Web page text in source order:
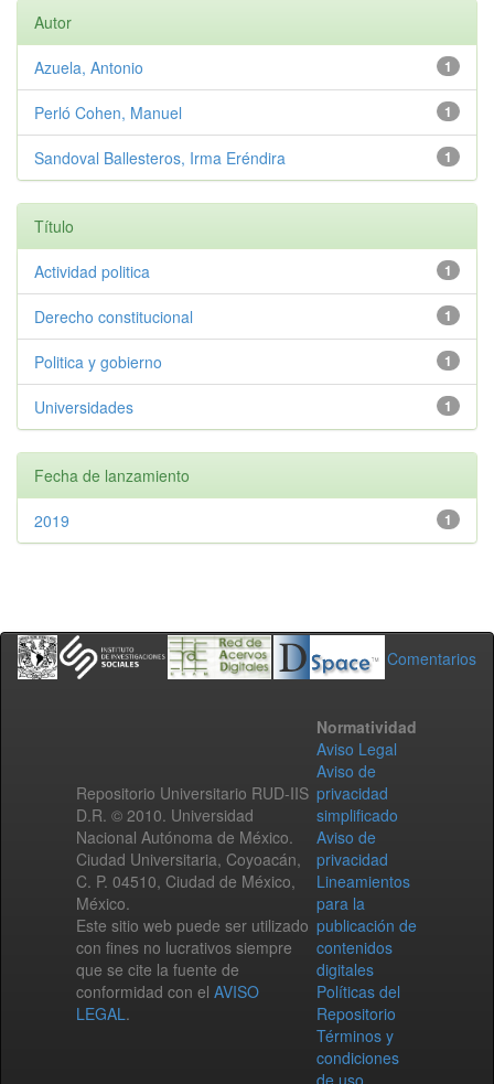
Autor
1
Azuela, Antonio
1
Perló Cohen, Manuel
1
Sandoval Ballesteros, Irma Eréndira
Título
1
Actividad politica
1
Derecho constitucional
1
Politica y gobierno
1
Universidades
Fecha de lanzamiento
1
2019
Comentarios
Repositorio Universitario RUD-IIS
D.R. © 2010. Universidad
Nacional Autónoma de México.
Ciudad Universitaria, Coyoacán,
C. P. 04510, Ciudad de México,
México.
Este sitio web puede ser utilizado
con fines no lucrativos siempre
que se cite la fuente de
conformidad con el AVISO
LEGAL.
Normatividad
Aviso Legal
Aviso de
privacidad
simplificado
Aviso de
privacidad
Lineamientos
para la
publicación de
contenidos
digitales
Políticas del
Repositorio
Términos y
condiciones
de uso